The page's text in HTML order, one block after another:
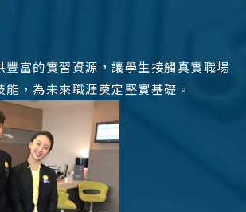
豐富的實習資源，讓學生接觸真實職場
，為未來職涯奠定堅實基礎。